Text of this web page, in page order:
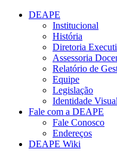
Conteúdo principal
DEAPE
Institucional
História
Diretoria
Assessoria
Relatório de
Equipe
Legislação
Identidade Visual
Fale com a DEAPE
Fale Conosco
Endereços
DEAPE Wiki